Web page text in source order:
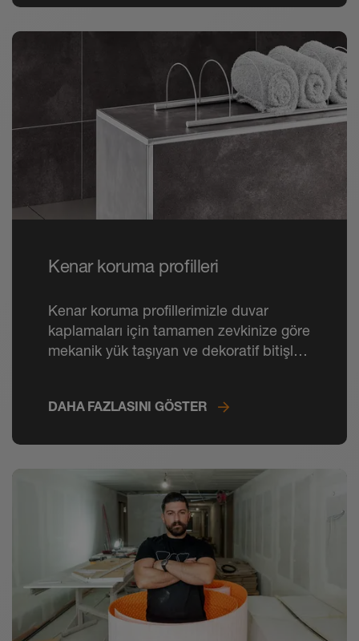
Kenar koruma profilleri
Kenar koruma profillerimizle duvar
kaplamaları için tamamen zevkinize göre
mekanik yük taşıyan ve dekoratif bitişler
DAHA FAZLASINI GÖSTER